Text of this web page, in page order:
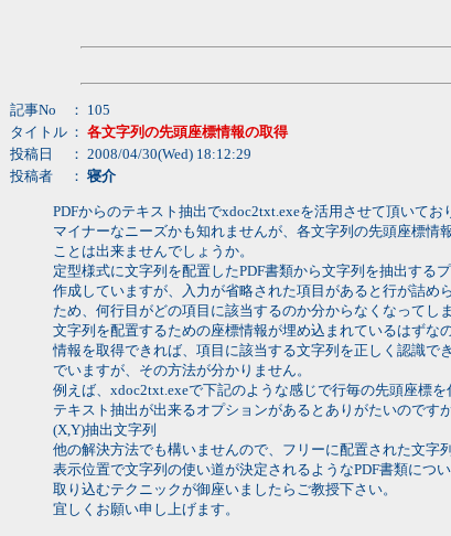
記事No
： 105
タイトル ： 各文字列の先頭座標情報の取得
投稿日
： 2008/04/30(Wed) 18:12:29
投稿者
： 寝介
PDFからのテキスト抽出でxdoc2txt.exeを活用させて頂いてお
マイナーなニーズかも知れませんが、各文字列の先頭座標情
ことは出来ませんでしょうか。
定型様式に文字列を配置したPDF書類から文字列を抽出する
作成していますが、入力が省略された項目があると行が詰め
ため、何行目がどの項目に該当するのか分からなくなってしま
文字列を配置するための座標情報が埋め込まれているはずな
情報を取得できれば、項目に該当する文字列を正しく認識で
でいますが、その方法が分かりません。
例えば、xdoc2txt.exeで下記のような感じで行毎の先頭座標を
テキスト抽出が出来るオプションがあるとありがたいのですが
(X,Y)抽出文字列
他の解決方法でも構いませんので、フリーに配置された文字
表示位置で文字列の使い道が決定されるようなPDF書類につ
取り込むテクニックが御座いましたらご教授下さい。
宜しくお願い申し上げます。